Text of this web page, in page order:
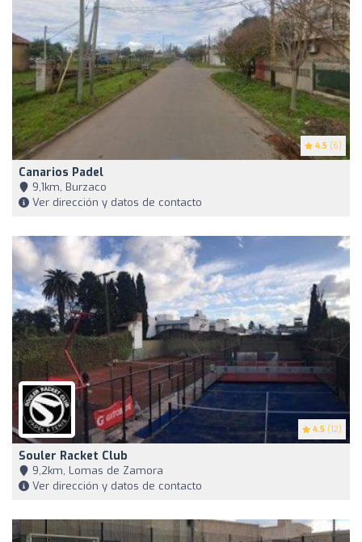
4.5 (6)
Canarios Padel
9,1km, Burzaco
Ver dirección y datos de contacto
4.5 (12)
Souler Racket Club
9,2km, Lomas de Zamora
Ver dirección y datos de contacto